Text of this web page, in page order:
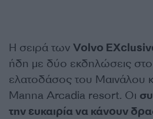
Η σειρά των Volvo
ήδη με δύο εκδηλώσεις
ελατοδάσος του Μαινάλου
Manna Arcadia resort. Οι
την ευκαιρία να κάνουν